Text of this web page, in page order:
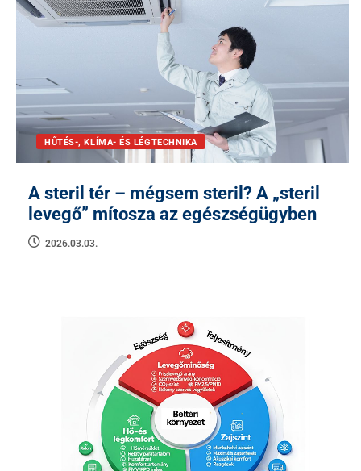
HŰTÉS-, KLÍMA- ÉS LÉGTECHNIKA
A steril tér – mégsem steril? A „steril
levegő” mítosza az egészségügyben
2026.03.03.